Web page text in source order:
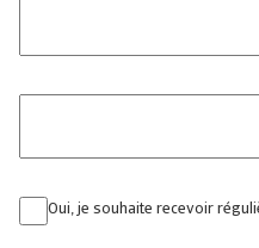
Oui, je souhaite recevoir